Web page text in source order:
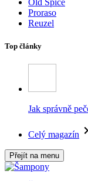
Proraso
Reuzel
Top články
Jak správně
Celý magazín
Přejít na menu